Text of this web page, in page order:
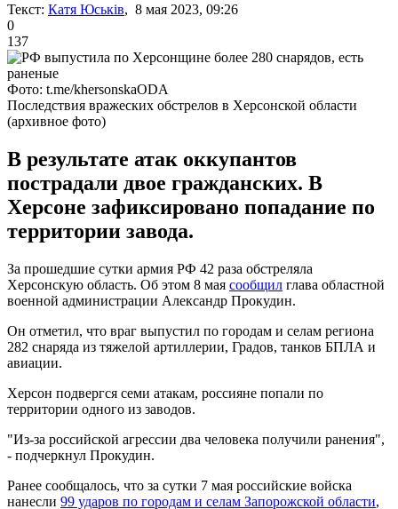
Текст: Катя Юськів, 8 мая 2023, 09:26
0
137
Фото: t.me/khersonskaODA
Последствия вражеских обстрелов в Херсонской области
(архивное фото)
В результате атак оккупантов
пострадали двое гражданских. В
Херсоне зафиксировано попадание по
территории завода.
За прошедшие сутки армия РФ 42 раза обстреляла
Херсонскую область. Об этом 8 мая сообщил глава областной
военной администрации Александр Прокудин.
Он отметил, что враг выпустил по городам и селам региона
282 снаряда из тяжелой артиллерии, Градов, танков БПЛА и
авиации.
Херсон подвергся семи атакам, россияне попали по
территории одного из заводов.
"Из-за российской агрессии два человека получили ранения",
- подчеркнул Прокудин.
Ранее сообщалось, что за сутки 7 мая российские войска
нанесли 99 ударов по городам и селам Запорожской области,